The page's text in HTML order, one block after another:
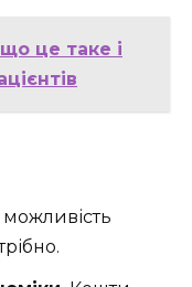
це таке і